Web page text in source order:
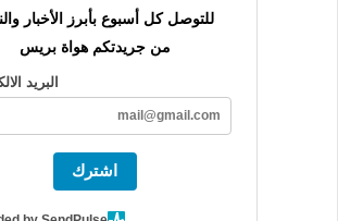
للتوصل كل أسبوع بأبرز الأخبار
من جريدتكم هواة بريس
البريد
اشترك